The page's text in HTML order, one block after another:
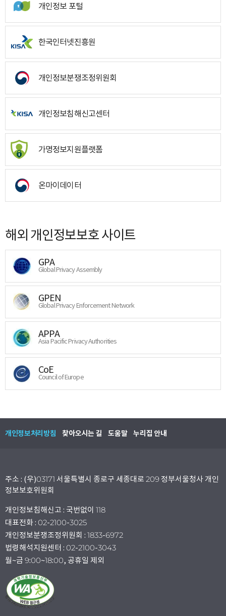
개인정보 포털
한국인터넷진흥원
개인정보분쟁조정위원회
개인정보침해신고센터
가명정보지원플랫폼
온마이데이터
해외 개인정보보호 사이트
GPA
Global Privacy Assembly
GPEN
Global Privacy Enforcement Network
APPA
Asia Pacific Privacy Authorities
CoE
Council of Europe
개인정보처리방침 찾아오시는 길 도움말 누리집 안내
주소 : (우)03171 서울특별시 종로구 세종대로 209 정부서울청사 개인
정보보호위원회
개인정보침해신고 : 국번없이 118
대표전화 : 02-2100-3025
개인정보분쟁조정위원회 : 1833-6972
법령해석지원센터 : 02-2100-3043
월~금 9:00~18:00, 공휴일 제외